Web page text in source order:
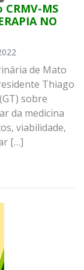
MS
NO
de Mato
Thiago
sobre
da medicina
viabilidade,
[…]